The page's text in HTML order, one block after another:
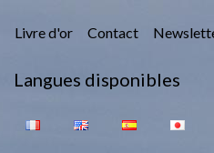
Livre d'or Contact
Langues disponibles